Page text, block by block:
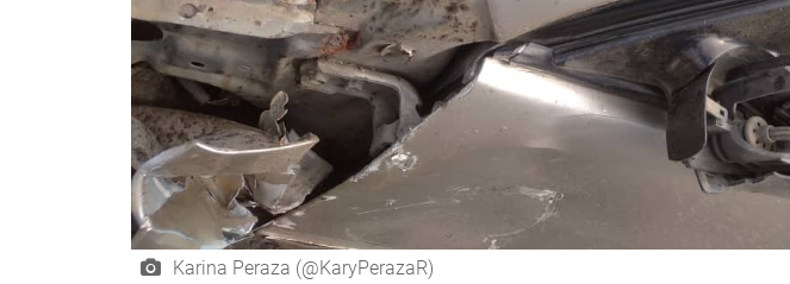
Karina Peraza (@KaryPerazaR)